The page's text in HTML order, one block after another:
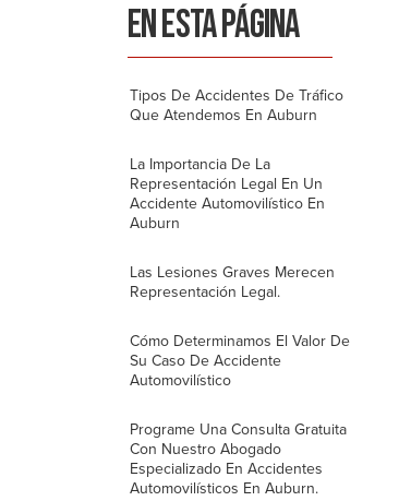
r
EN ESTA PÁGINA
Tipos De Accidentes De Tráfico
Que Atendemos En Auburn
La Importancia De La
Representación Legal En Un
Accidente Automovilístico En
Auburn
Las Lesiones Graves Merecen
Representación Legal.
Cómo Determinamos El Valor De
Su Caso De Accidente
Automovilístico
Programe Una Consulta Gratuita
Con Nuestro Abogado
Especializado En Accidentes
Automovilísticos En Auburn.